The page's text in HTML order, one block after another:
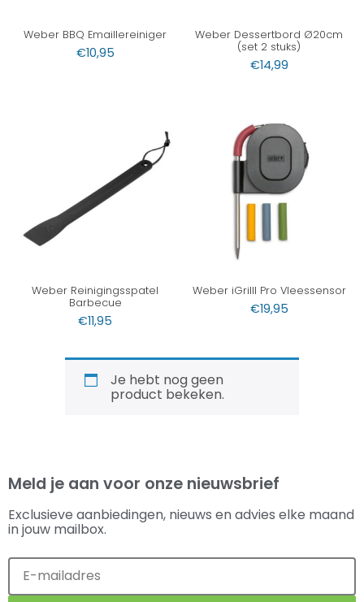
Weber BBQ Emaillereiniger
€10,95
Weber Dessertbord Ø20cm
(set 2 stuks)
€14,99
Weber Reinigingsspatel
Barbecue
€11,95
Weber iGrilll Pro Vleessensor
€19,95
Je hebt nog geen
product bekeken.
Meld je aan voor onze nieuwsbrief
Exclusieve aanbiedingen, nieuws en advies elke maand
in jouw mailbox.